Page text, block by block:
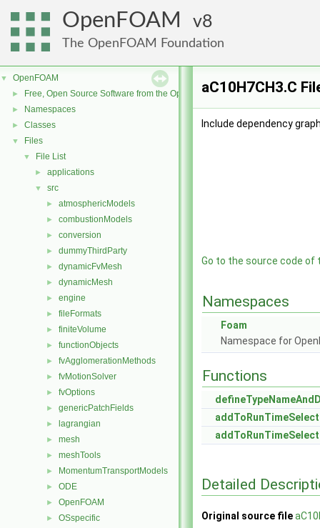
OpenFOAM 8
The OpenFOAM Foundation
▼ OpenFOAM
► Free, Open Source Software from the OpenFOAM Foundation
► Namespaces
► Classes
▼ Files
▼ File List
► applications
▼ src
► atmosphericModels
► combustionModels
► conversion
► dummyThirdParty
► dynamicFvMesh
► dynamicMesh
► engine
► fileFormats
► finiteVolume
► functionObjects
► fvAgglomerationMethods
► fvMotionSolver
► fvOptions
► genericPatchFields
► lagrangian
► mesh
► meshTools
► MomentumTransportModels
► ODE
► OpenFOAM
► OSspecific
aC10H7CH3.C
Include dependency
Go to the source code of
Namespaces
Foam
Namespace for
Functions
Detailed
Original source file